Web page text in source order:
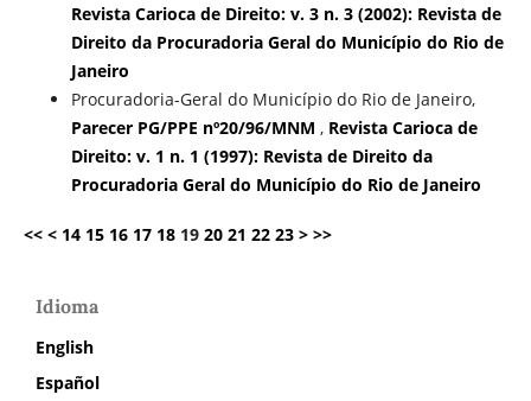
Revista Carioca de Direito: v. 3 n. 3 (2002): Revista de
Direito da Procuradoria Geral do Município do Rio de
Janeiro
Procuradoria-Geral do Município do Rio de Janeiro,
Parecer PG/PPE nº20/96/MNM , Revista Carioca de
Direito: v. 1 n. 1 (1997): Revista de Direito da
Procuradoria Geral do Município do Rio de Janeiro
<< < 14 15 16 17 18 19 20 21 22 23 > >>
Idioma
English
Español